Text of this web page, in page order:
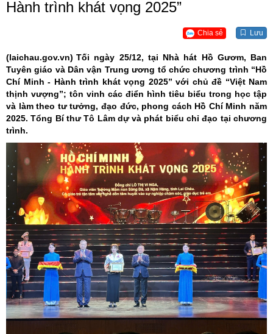
Hành trình khát vọng 2025”
Chia sẻ Lưu
(laichau.gov.vn) Tối ngày 25/12, tại Nhà hát Hồ Gươm, Ban
Tuyên giáo và Dân vận Trung ương tổ chức chương trình “Hồ
Chí Minh - Hành trình khát vọng 2025” với chủ đề “Việt Nam
thịnh vượng”; tôn vinh các điển hình tiêu biểu trong học tập
và làm theo tư tưởng, đạo đức, phong cách Hồ Chí Minh năm
2025. Tổng Bí thư Tô Lâm dự và phát biểu chỉ đạo tại chương
trình.